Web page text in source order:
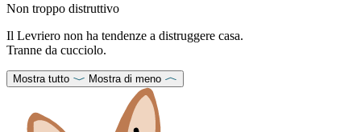
Non troppo distruttivo
Il Levriero non ha tendenze a distruggere casa.
Tranne da cucciolo.
Mostra tutto Mostra di meno